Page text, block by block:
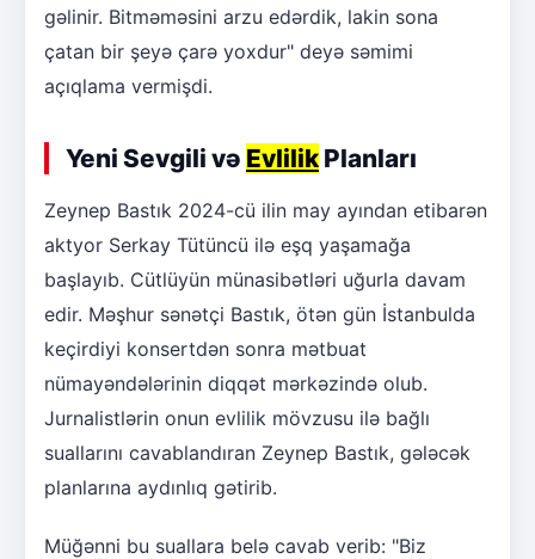
gəlinir. Bitməməsini arzu edərdik, lakin sona
çatan bir şeyə çarə yoxdur" deyə səmimi
açıqlama vermişdi.
Yeni Sevgili və Evlilik Planları
Zeynep Bastık 2024-cü ilin may ayından etibarən
aktyor Serkay Tütüncü ilə eşq yaşamağa
başlayıb. Cütlüyün münasibətləri uğurla davam
edir. Məşhur sənətçi Bastık, ötən gün İstanbulda
keçirdiyi konsertdən sonra mətbuat
nümayəndələrinin diqqət mərkəzində olub.
Jurnalistlərin onun evlilik mövzusu ilə bağlı
suallarını cavablandıran Zeynep Bastık, gələcək
planlarına aydınlıq gətirib.
Müğənni bu suallara belə cavab verib: "Biz